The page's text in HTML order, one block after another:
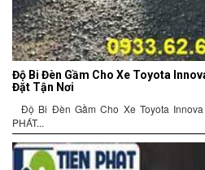
Độ Bi Đèn Gầm Cho Xe Toyota
Đặt Tận Nơi
Độ Bi Đèn Gầm Cho Xe Toyota
PHÁT...